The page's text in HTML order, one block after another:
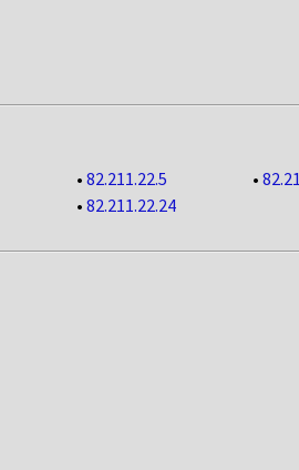
• 82.211.22.5 •
• 82.211.22.24